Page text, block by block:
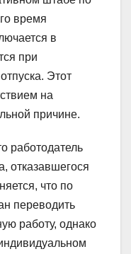
время
в
при
Этот
на
причине.
работодатель
отказавшегося
что по
переводить
работу, однако